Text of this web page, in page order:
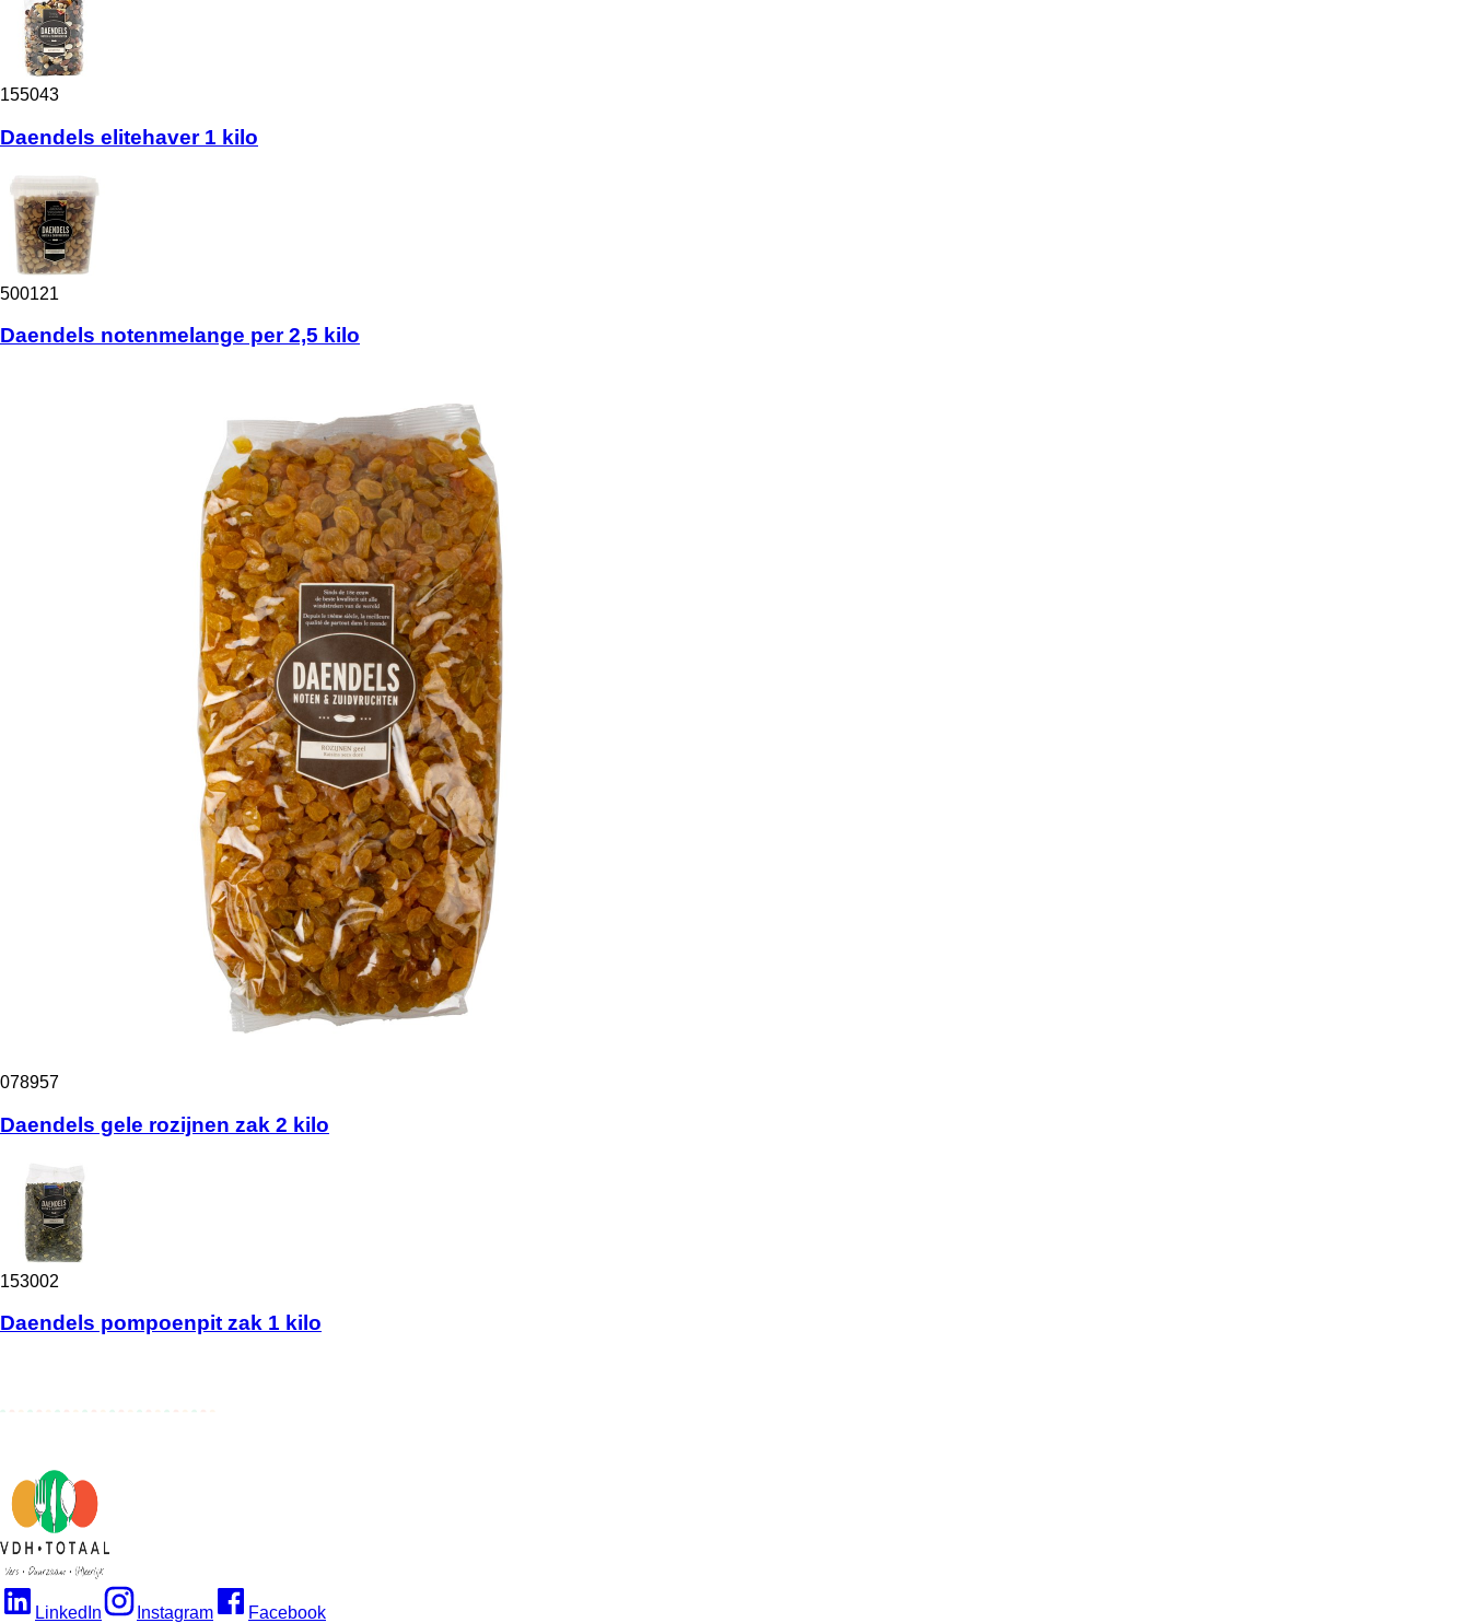
155043
Daendels elitehaver 1 kilo
500121
Daendels notenmelange per 2,5 kilo
078957
Daendels gele rozijnen zak 2 kilo
153002
Daendels pompoenpit zak 1 kilo
LinkedIn Instagram Facebook